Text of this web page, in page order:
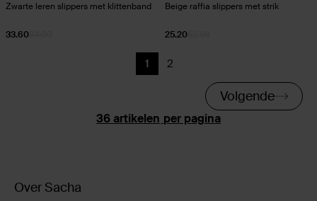
Zwarte leren slippers met klittenband
33.60
Beige raffia slippers met strik
25.20
per pagina
Huidige pagina
1
Vorige
2
Volgende
Over Sacha